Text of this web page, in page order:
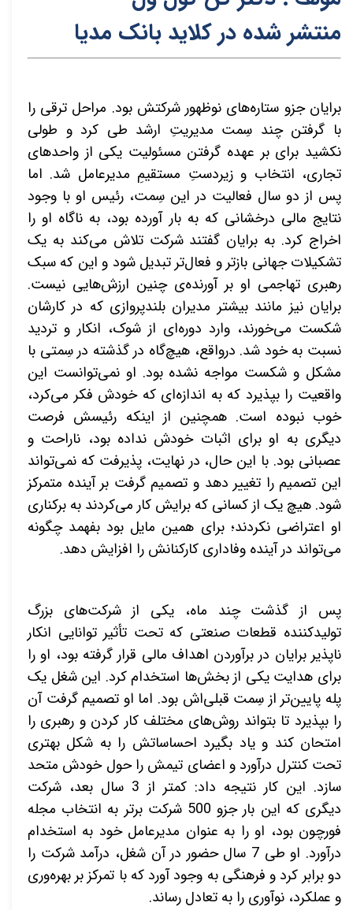
منتشر شده در کلاید بانک مدیا
برایان جزو ستاره‌های نوظهور شرکتش بود. مراحل ترقی را
با گرفتن چند سِمت مدیریتِ ارشد طی کرد و طولی
نکشید برای بر عهده گرفتن مسئولیت یکی از واحدهای
تجاری، انتخاب و زیردستِ مستقیمِ مدیرعامل شد. اما
پس از دو سال فعالیت در این سِمت، رئیس او با وجود
نتایج مالی درخشانی که به بار آورده بود، به ناگاه او را
اخراج کرد. به برایان گفتند شرکت تلاش می‌کند به یک
تشکیلات جهانی بازتر و فعال‌تر تبدیل شود و این که سبک
رهبری تهاجمی او بر آورنده‌ی چنین ارزش‌هایی نیست.
برایان نیز مانند بیشتر مدیران بلندپروازی که در کارشان
شکست می‌خورند، وارد دوره‌ای از شوک، انکار و تردید
نسبت به خود شد. درواقع، هیچ‌گاه در گذشته در سِمتی با
مشکل و شکست مواجه نشده بود. او نمی‌توانست این
واقعیت را بپذیرد که به اندازه‌ای که خودش فکر می‌کرد،
خوب نبوده است. همچنین از اینکه رئیسش فرصت
دیگری به او برای اثبات خودش نداده بود، ناراحت و
عصبانی بود. با این حال، در نهایت، پذیرفت که نمی‌تواند
این تصمیم را تغییر دهد و تصمیم گرفت بر آینده متمرکز
شود. هیچ یک از کسانی که برایش کار می‌کردند به برکناری
او اعتراضی نکردند؛ برای همین مایل بود بفهمد چگونه
می‌تواند در آینده وفاداری کارکنانش را افزایش دهد.
پس از گذشت چند ماه، یکی از شرکت‌های بزرگ
تولیدکننده قطعات صنعتی که تحت تأثیر توانایی انکار
ناپذیر برایان در برآوردن اهداف مالی قرار گرفته بود، او را
برای هدایت یکی از بخش‌ها استخدام کرد. این شغل یک
پله پایین‌تر از سِمت قبلی‌اش بود. اما او تصمیم گرفت آن
را بپذیرد تا بتواند روش‌های مختلف کار کردن و رهبری را
امتحان کند و یاد بگیرد احساساتش را به شکل بهتری
تحت کنترل درآورد و اعضای تیمش را حول خودش متحد
سازد. این کار نتیجه داد: کمتر از 3 سال بعد، شرکت
دیگری که این بار جزو 500 شرکت برتر به انتخاب مجله
فورچون بود، او را به عنوان مدیرعامل خود به استخدام
درآورد. او طی 7 سال حضور در آن شغل، درآمد شرکت را
دو برابر کرد و فرهنگی به وجود آورد که با تمرکز بر بهره‌وری
و عملکرد، نوآوری را به تعادل رساند.